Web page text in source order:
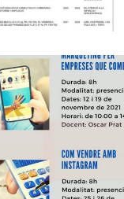
DE CURSOS
econòmica ,Ocupació